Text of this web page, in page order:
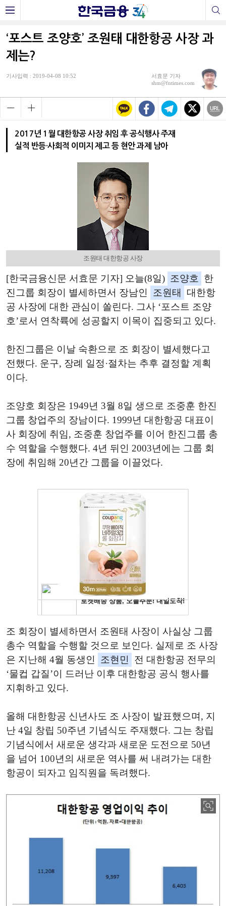
‘포스트 조양호’ 조원태 대한항공 사장 과
제는?
기사입력 : 2019-04-08 10:52
서효문 기자
shm@fntimes.com
2017년 1월 대한항공 사장 취임 후 공식행사 주재
실적 반등·사회적 이미지 제고 등 현안 과제 남아
조원태 대한항공 사장
[한국금융신문 서효문 기자] 오늘(8일) 조양호
한
진그룹 회장이 별세하면서 장남인
조원태
대한항
공 사장에 대한 관심이 쏠린다. 그사 ‘포스트 조양
호’로서 연착륙에 성공할지 이목이 집중되고 있다.
한진그룹은 이날 숙환으로 조 회장이 별세했다고
전했다. 운구, 장례 일정·절차는 추후 결정할 계획
이다.
조양호 회장은 1949년 3월 8일 생으로 조중훈 한진
그룹 창업주의 장남이다. 1999년 대한항공 대표이
사 회장에 취임, 조중훈 창업주를 이어 한진그룹 총
수 역할을 수행했다. 4년 뒤인 2003년에는 그룹 회
장에 취임해 20년간 그룹을 이끌었다.
조 회장이 별세하면서 조원태 사장이 사실상 그룹
총수 역할을 수행할 것으로 보인다. 실제로 조 사장
은 지난해 4월 동생인
조현민
전 대한항공 전무의
‘물컵 갑질’이 드러난 이후 대한항공 공식 행사를
지휘하고 있다.
올해 대한항공 신년사도 조 사장이 발표했으며, 지
난 4일 창립 50주년 기념식도 주재했다. 그는 창립
기념식에서 새로운 생각과 새로운 도전으로 50년
을 넘어 100년의 새로운 역사를 써 내려가는 대한
항공이 되자고 임직원을 독려했다.